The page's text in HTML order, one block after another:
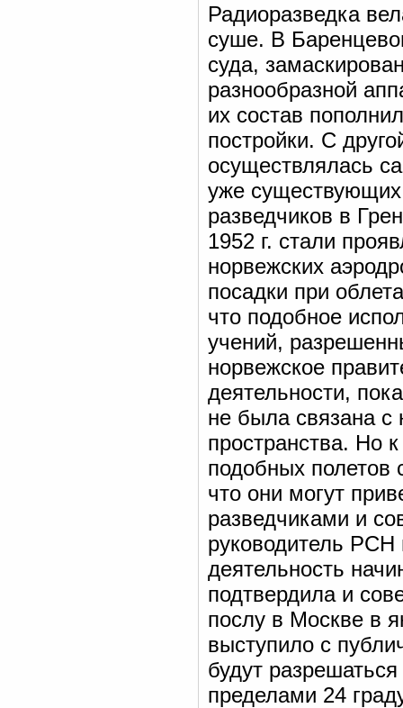
Радиоразведка
суше. В
суда,
разнообразной
их состав
постройки. С
осуществлялась
уже существующих
разведчиков в
1952 г. стали
норвежских
посадки при
что подобное
учений,
норвежское
деятельности,
не была связана с
пространства. Но
подобных полетов
что они могут
разведчиками и
руководитель РСН
деятельность
подтвердила и
послу в Москве в
выступило с
будут
пределами 24